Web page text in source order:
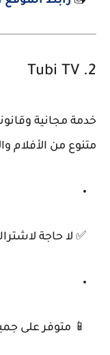
2.
Tubi TV
متنوع من الأفلام
✅ لا حاجة
📱 متوفر على